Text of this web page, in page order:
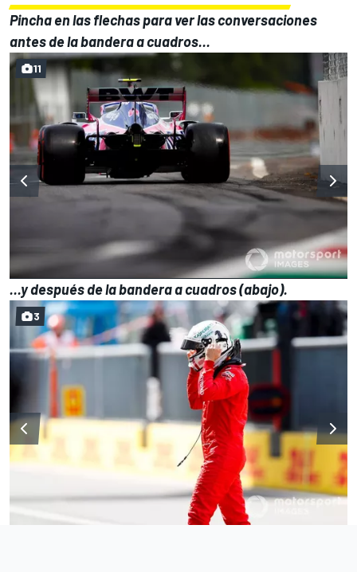
Pincha en las flechas para ver las conversaciones
antes de la bandera a cuadros...
11
...y después de la bandera a cuadros (abajo).
3